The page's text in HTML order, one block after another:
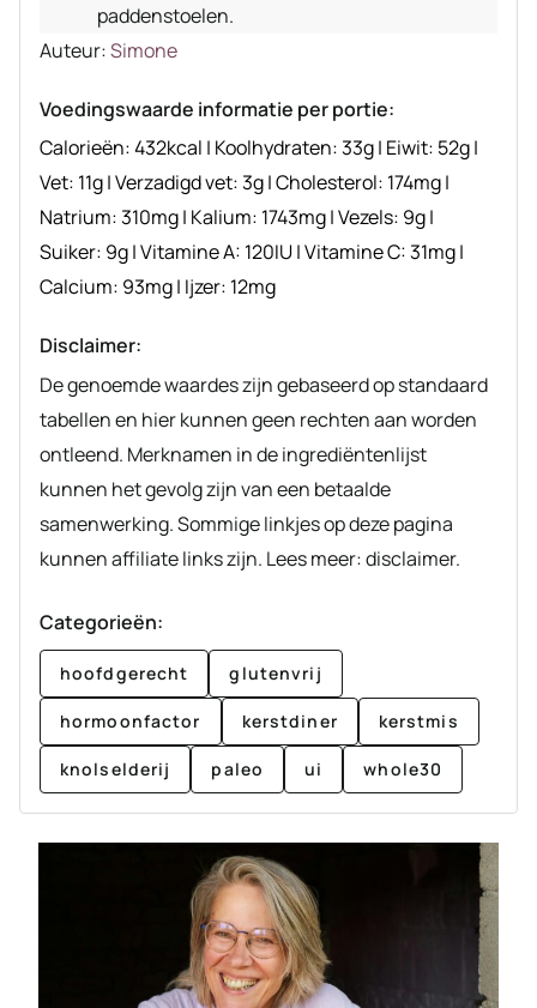
paddenstoelen.
Auteur
Auteur:Simone
Voedingswaarde informatie per portie:
Calorieën:432kcal | Koolhydraten:33g| Eiwit: 52g|
Vet: 11g|Verzadigd vet:3g|Cholesterol: 174mg|
Natrium:310mg| Kalium: 1743mg|Vezels: 9g|
Suiker: 9g|Vitamine A: 120IU|Vitamine C:31mg|
Calcium: 93mg| Ijzer: 12mg
Disclaimer:
De genoemde waardes zijn gebaseerd op standaard
tabellen en hier kunnen geen rechten aan worden
ontleend. Merknamen in de ingrediëntenlijst
kunnen het gevolg zijn van een betaalde
samenwerking. Sommige linkjes op deze pagina
kunnen affiliate links zijn. Lees meer: disclaimer.
Categorieën:
hoofdgerecht glutenvrij
hormoonfactor kerstdiner kerstmis
knolselderij paleo ui whole30